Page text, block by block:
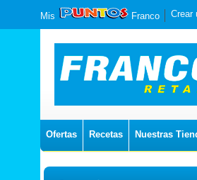
Mis Franco Crear
Ofertas Recetas Nuestras